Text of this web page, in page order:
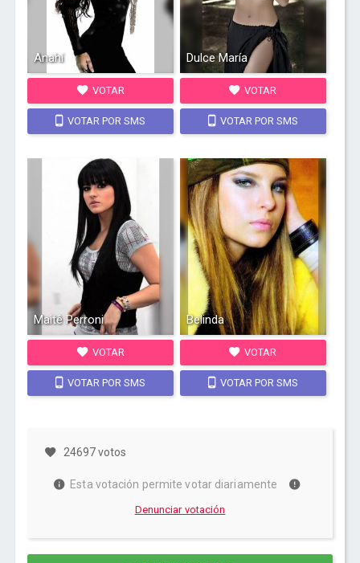
Anahí
VOTAR
VOTAR POR SMS
Dulce María
VOTAR
VOTAR POR SMS
Maitê Perroni
VOTAR
VOTAR POR SMS
Belinda
VOTAR
VOTAR POR SMS
24697 votos
Esta votación permite votar diariamente
Denunciar votación